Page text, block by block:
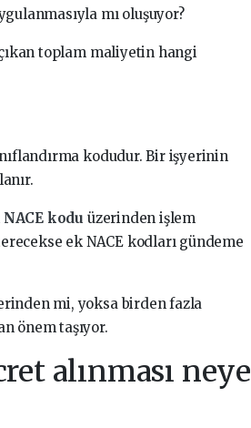
mı oluşuyor?
toplam maliyetin hangi
kodudur. Bir işyerinin
NACE kodu üzerinden işlem
ek NACE kodları gündeme
mi, yoksa birden fazla
önem taşıyor.
alınması neye